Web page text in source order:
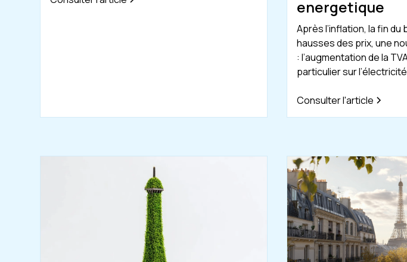
energetique
Après l’inflation, la fin
hausses des prix, une
: l’augmentation de la
particulier sur
Consulter l'article